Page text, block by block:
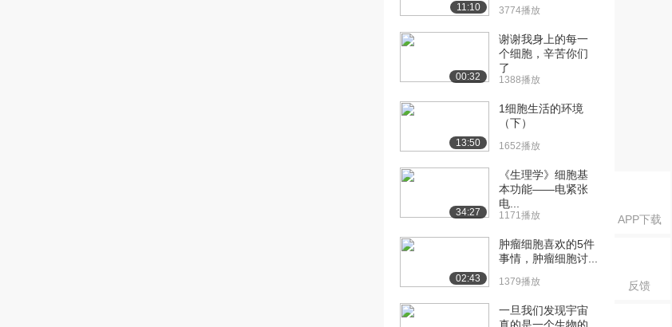
APP下载
反馈
[18] 细胞减数分裂——传
11:57
11:10 3774播放
00:32
谢谢我身上的每一
个细胞，辛苦你们
了
1388播放
13:50
1细胞生活的环境
（下）
1652播放
34:27
《生理学》细胞基
本功能——电紧张
电...
1171播放
02:43
肿瘤细胞喜欢的5件
事情，肿瘤细胞讨...
1379播放
一旦我们发现宇宙